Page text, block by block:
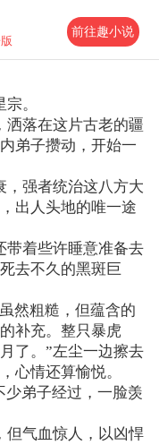
前往趣小说
。
落在这片古老的疆
弟子攒动，开始一
强者统治这八方大
出人头地的唯一途
着些许睡意准备去
去不久的黑斑巨
粗糙，但蕴含的
补充。整只暴虎
了。”左尘一边擦去
心情还算愉悦。
弟子经过，一脸羡
气血惊人，以凶悍